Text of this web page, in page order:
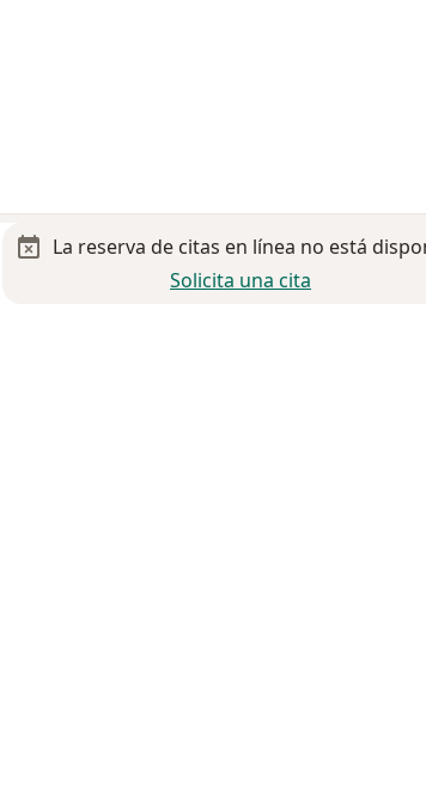
La reserva de citas en línea no está
Solicita una cita